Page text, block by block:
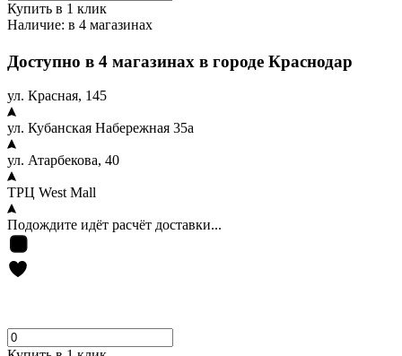
Купить в 1 клик
Наличие: в 4 магазинах
Доступно в 4 магазинах в городе Краснодар
ул. Красная, 145
ул. Кубанская Набережная 35а
ул. Атарбекова, 40
ТРЦ West Mall
Подождите идёт расчёт доставки...